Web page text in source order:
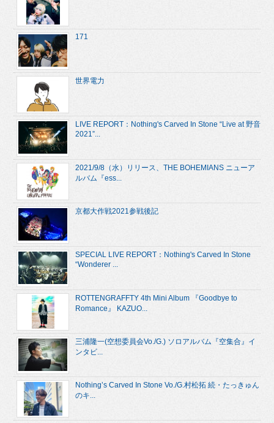
171
世界電力
LIVE REPORT：Nothing's Carved In Stone “Live at 野音
2021”...
2021/9/8（水）リリース、THE BOHEMIANS ニューア
ルバム『ess...
京都大作戦2021参戦後記
SPECIAL LIVE REPORT：Nothing's Carved In Stone
“Wonderer ...
ROTTENGRAFFTY 4th Mini Album 『Goodbye to
Romance』 KAZUO...
三浦隆一(空想委員会Vo./G.) ソロアルバム『空集合』イ
ンタビ...
Nothing’s Carved In Stone Vo./G.村松拓 続・たっきゅん
のキ...